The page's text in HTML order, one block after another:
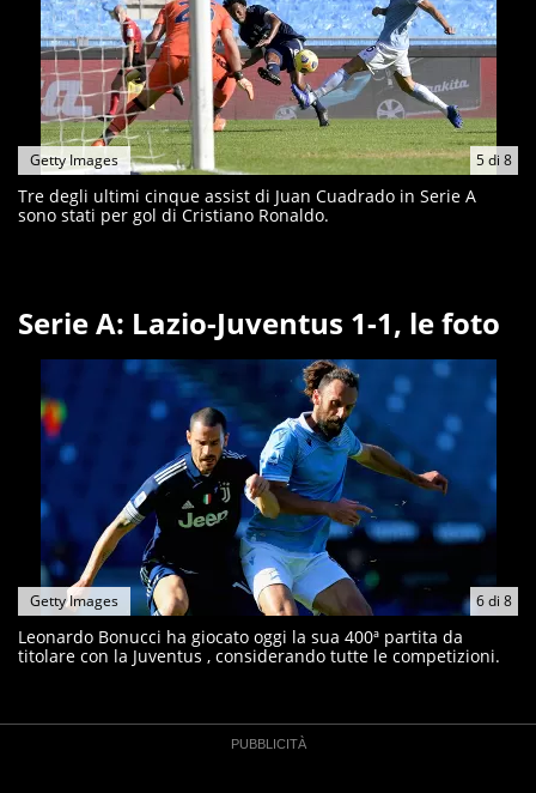
5di 8
Getty Images
Tre degli ultimi cinque assist di Juan Cuadrado in Serie A
sono stati per gol di Cristiano Ronaldo.
Serie A: Lazio-Juventus 1-1, le foto
6di 8
Getty Images
Leonardo Bonucci ha giocato oggi la sua 400ª partita da
titolare con la Juventus , considerando tutte le competizioni.